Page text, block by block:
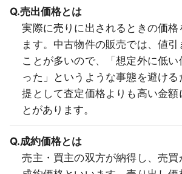
Q.売出価格とは
実際に売りに出されるときの価
ます。中古物件の販売では、値
ことが多いので、「想定外に低い
った」というような事態を避け
提として査定価格よりも高い金額
とがあります。
Q.成約価格とは
売主・買主の双方が納得し、売